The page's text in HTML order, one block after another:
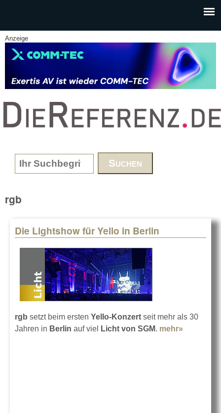
Anzeige
www.DieReferenz.de
Search form
rgb
Die Lightshow für Yello in Berlin
rgb setzt beim ersten Yello-Konzert seit mehr als 30
Jahren in Berlin auf viel Licht von SGM. mehr»